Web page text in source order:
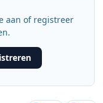
aan of registreer